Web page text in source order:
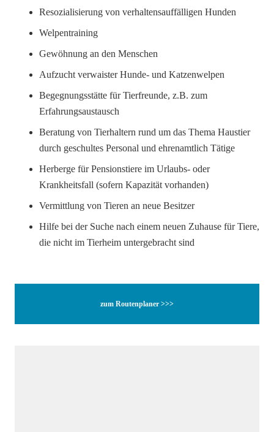
Resozialisierung von verhaltensauffälligen Hunden
Welpentraining
Gewöhnung an den Menschen
Aufzucht verwaister Hunde- und Katzenwelpen
Begegnungsstätte für Tierfreunde, z.B. zum
Erfahrungsaustausch
Beratung von Tierhaltern rund um das Thema Haustier
durch geschultes Personal und ehrenamtlich Tätige
Herberge für Pensionstiere im Urlaubs- oder
Krankheitsfall (sofern Kapazität vorhanden)
Vermittlung von Tieren an neue Besitzer
Hilfe bei der Suche nach einem neuen Zuhause für Tiere,
die nicht im Tierheim untergebracht sind
zum Routenplaner >>>